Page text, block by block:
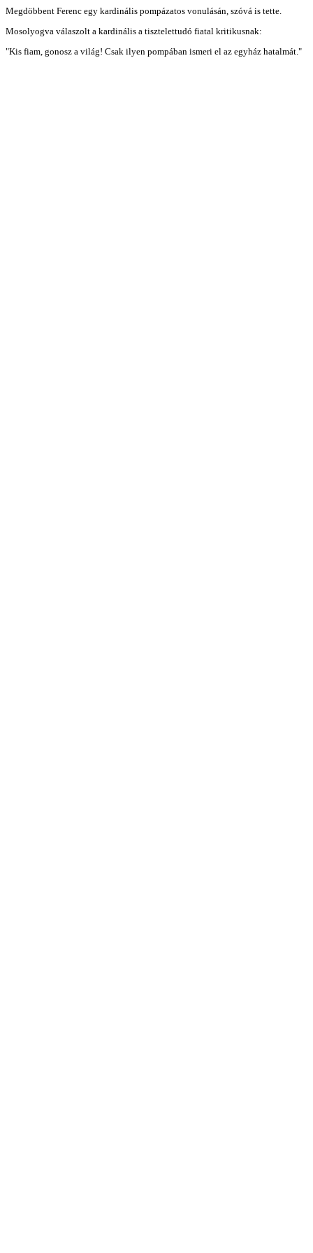
Megdöbbent Ferenc egy kardinális pompázatos vonulásán, szóvá is tette.
Mosolyogva válaszolt a kardinális a tisztelettudó fiatal kritikusnak:
"Kis fiam, gonosz a világ! Csak ilyen pompában ismeri el az egyház hatalmát."